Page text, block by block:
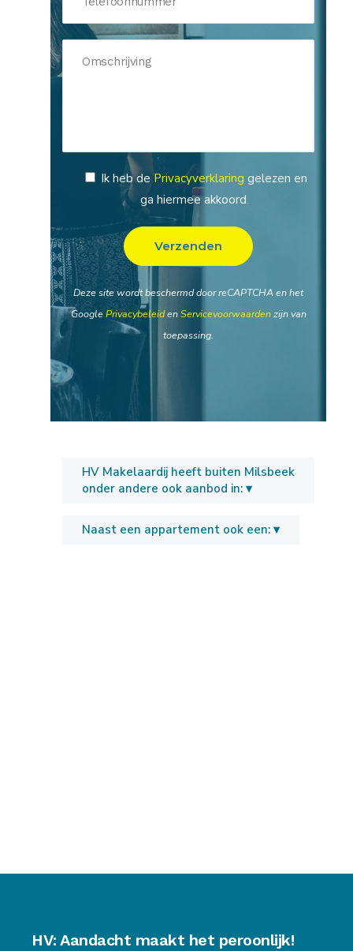
Ik heb dePrivacyverklaring gelezen en
ga hiermee akkoord.
Deze site wordt beschermd door reCAPTCHA en het
GooglePrivacybeleidenServicevoorwaardenzijn van
toepassing.
HV Makelaardij heeft buiten Milsbeek
onder andere ook aanbod in: ▾
Naast een appartement ook een: ▾
HV: Aandacht maakt het peroonlijk!